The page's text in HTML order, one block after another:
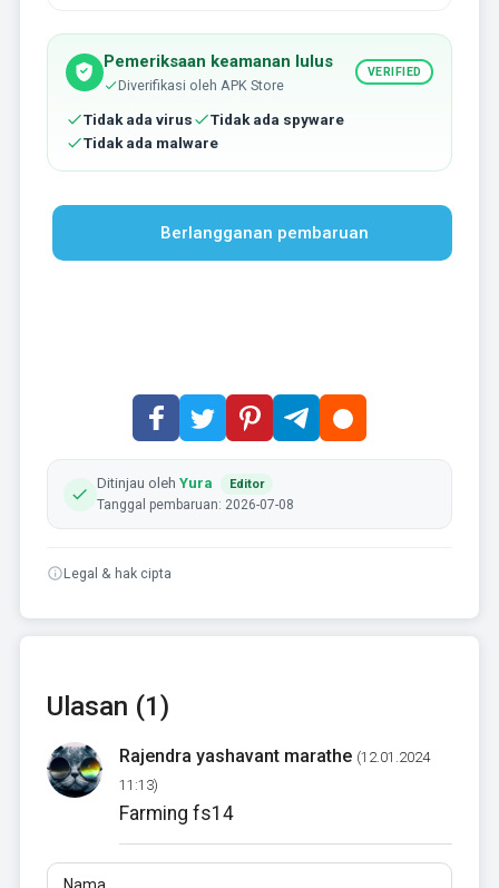
Pemeriksaan keamanan lulus
Diverifikasi oleh APK Store
VERIFIED
Tidak ada virus
Tidak ada spyware
Tidak ada malware
Berlangganan pembaruan
Ditinjau oleh Yura Editor
Tanggal pembaruan: 2026-07-08
Legal & hak cipta
Ulasan (1)
Rajendra yashavant marathe (12.01.2024
11:13)
Farming fs14
Nama
Email
Ulasan
Minimal 10 karakter. Tautan tidak diizinkan.